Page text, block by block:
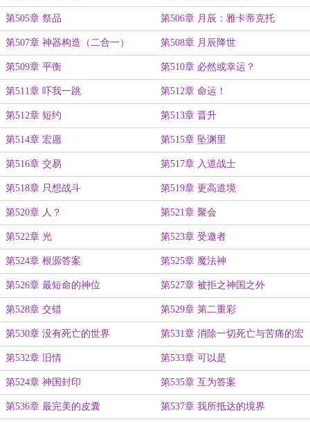
第505章 祭品 第506章 月辰：雅卡蒂克托
第507章 神器构造（二合一） 第508章 月辰降世
第509章 平衡 第510章 必然或幸运？
第511章 吓我一跳 第512章 命运！
第512章 短约 第513章 晋升
第514章 宏愿 第515章 坠渊里
第516章 交易 第517章 入道战士
第518章 只想战斗 第519章 更高道境
第520章 人？ 第521章 聚会
第522章 光 第523章 受邀者
第524章 根源答案 第525章 魔法神
第526章 最短命的神位 第527章 被拒之神国之外
第528章 交错 第529章 第二重彩
第530章 没有死亡的世界 第531章 消除一切死亡与苦痛的宏
愿
第532章 旧情 第533章 可以是
第524章 神国封印 第535章 互为答案
第536章 最完美的皮囊 第537章 我所抵达的境界